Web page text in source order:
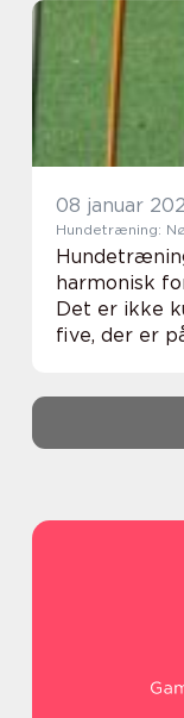
08 januar
Hundetræning:
harmonisk
Det er ikke
five, der er